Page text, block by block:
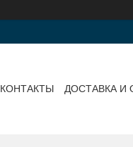
КОНТАКТЫ ДОСТАВКА И